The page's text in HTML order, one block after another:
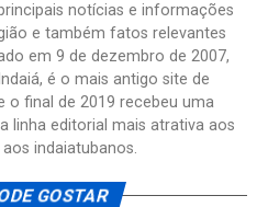
notícias e informações
e também fatos relevantes
em 9 de dezembro de 2007,
é o mais antigo site de
o final de 2019 recebeu uma
linha editorial mais atrativa aos
indaiatubanos.
GOSTAR